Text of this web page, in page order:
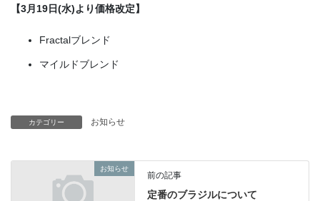
【3月19日(水)より価格改定】
Fractalブレンド
マイルドブレンド
カテゴリー お知らせ
お知らせ
前の記事
定番のブラジルについて